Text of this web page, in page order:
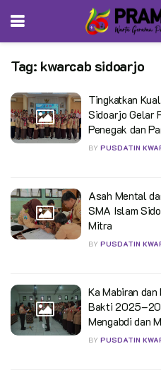
Tag: kwarcab sidoarjo
Tingkatkan
Sidoarjo Gelar
Penegak dan
BY PUSDATIN
Asah Mental
SMA Islam
Mitra
BY PUSDATIN
Ka Mabiran
Bakti
Mengabdi dan
BY PUSDATIN